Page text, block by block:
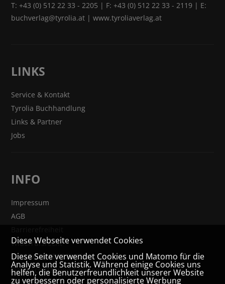
T:+43 (0) 512 22 33 - 2205 | F: +43 (0) 512 22 33 - 2119 | E:
buchverlag@tyrolia.at |www.tyroliaverlag.at
LINKS
Service & Kontakt
Tyrolia Buchhandlung
Links & Partner
Jobs
INFO
Impressum
AGB
Widerrufsrecht
VERTRAG WIDERRUFEN
Datenschutz- und Cookieerklärung
Diese Webseite verwendet Cookies
Diese Seite verwendet Cookies und Matomo für die
Analyse und Statistik. Während einige Cookies uns
helfen, die Benutzerfreundlichkeit unserer Website
zu verbessern oder personalisierte Werbung